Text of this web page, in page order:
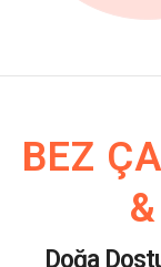
BEZ
Doğa